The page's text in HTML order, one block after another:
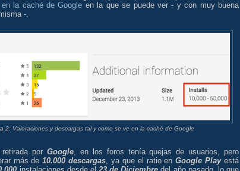
la caché de Google en la que se puede ver - y con muy buena
-.
2: Valoraciones y descargas tal y como se ve en la caché de Google
porGoogle , en los foros tenía quejas de usuarios, pero
más de10.000 descargas , ya que el ratio enGoogle Playestá